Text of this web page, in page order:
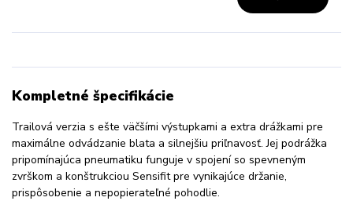
Kompletné špecifikácie
Trailová verzia s ešte väčšími výstupkami a extra drážkami pre
maximálne odvádzanie blata a silnejšiu priľnavosť. Jej podrážka
pripomínajúca pneumatiku funguje v spojení so spevneným
zvrškom a konštrukciou Sensifit pre vynikajúce držanie,
prispôsobenie a nepopierateľné pohodlie.